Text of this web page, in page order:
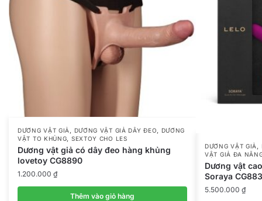
DƯƠNG VẬT GIẢ DƯƠNG VẬT GIẢ DÂY ĐEO
DƯƠNG
VẬT TO KHỦNG
SEXTOY CHO LES
Dương vật giả có dây đeo hàng khủng
lovetoy CG8890
1.200.000 ₫
Thêm vào giỏ hàng
DƯƠNG VẬT GIẢ,
VẬT GIẢ ĐA
Dương vật
Soraya
5.500.000 ₫